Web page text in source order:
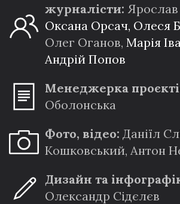
журналісти:
Оксана Орсач, Олеся
Олег Оганов, Марія
Андрій Попов
Менеджерка
Оболонська
Фото, відео: Даніїл
Кошковський, Антон
Дизайн та
Олександр Сідєлєв